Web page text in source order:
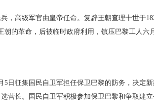
，高级军官由皇帝任命。复辟王朝查理十世于
朝的革命，后被临时政府利用，镇压巴黎工人六
日征集国民自卫军担任保卫巴黎的防务，决定
营长。国民自卫军积极参加保卫巴黎和争取建立